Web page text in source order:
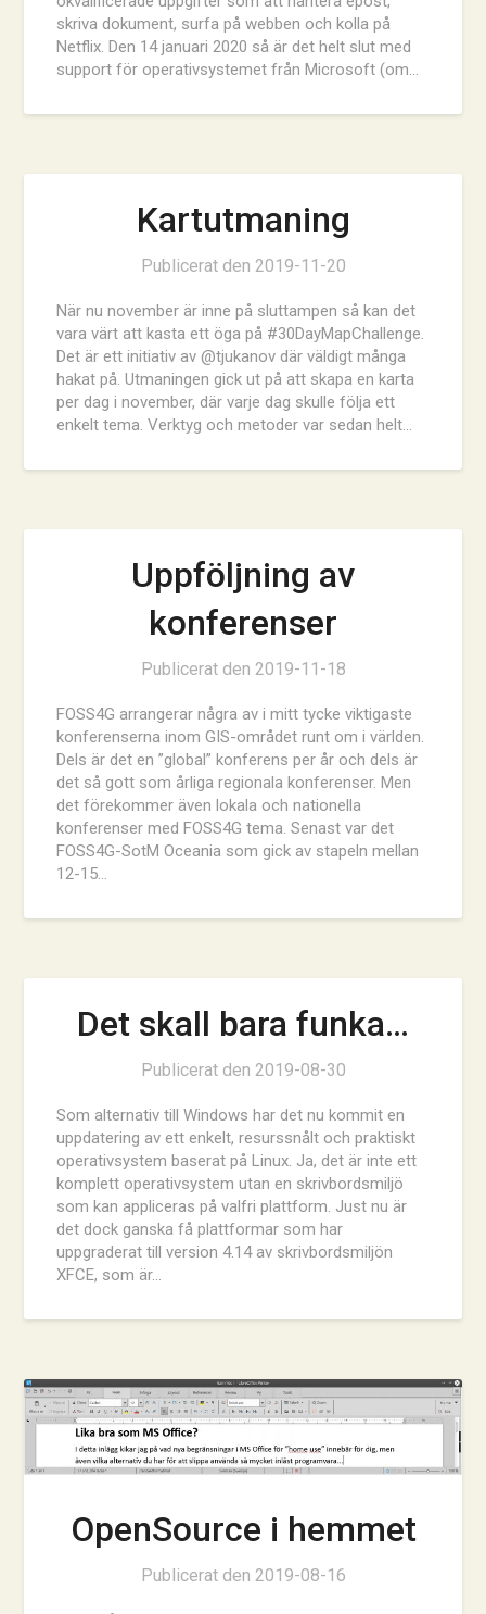
skriva dokument, surfa på webben och kolla på
Netflix. Den 14 januari 2020 så är det helt slut med
support för operativsystemet från Microsoft (om…
Kartutmaning
Publicerat den 2019-11-20
När nu november är inne på sluttampen så kan det
vara värt att kasta ett öga på #30DayMapChallenge.
Det är ett initiativ av @tjukanov där väldigt många
hakat på. Utmaningen gick ut på att skapa en karta
per dag i november, där varje dag skulle följa ett
enkelt tema. Verktyg och metoder var sedan helt…
Uppföljning av
konferenser
Publicerat den 2019-11-18
FOSS4G arrangerar några av i mitt tycke viktigaste
konferenserna inom GIS-området runt om i världen.
Dels är det en ”global” konferens per år och dels är
det så gott som årliga regionala konferenser. Men
det förekommer även lokala och nationella
konferenser med FOSS4G tema. Senast var det
FOSS4G-SotM Oceania som gick av stapeln mellan
12-15…
Det skall bara funka…
Publicerat den 2019-08-30
Som alternativ till Windows har det nu kommit en
uppdatering av ett enkelt, resurssnålt och praktiskt
operativsystem baserat på Linux. Ja, det är inte ett
komplett operativsystem utan en skrivbordsmiljö
som kan appliceras på valfri plattform. Just nu är
det dock ganska få plattformar som har
uppgraderat till version 4.14 av skrivbordsmiljön
XFCE, som är…
OpenSource i hemmet
Publicerat den 2019-08-16